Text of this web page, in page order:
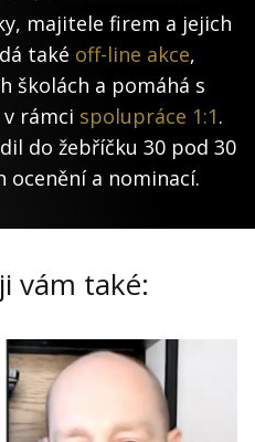
majitele firem a jejich
také off-line akce,
školách a pomáhá s
rámci spolupráce 1:1.
do žebříčku 30 pod 30
ocenění a nominací.
vám také: